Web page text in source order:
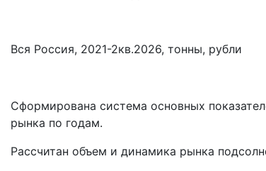
Вся Россия, 2021-2кв.2026, тонны, рубли
Сформирована система основных
рынка по годам.
Рассчитан объем и динамика рынка